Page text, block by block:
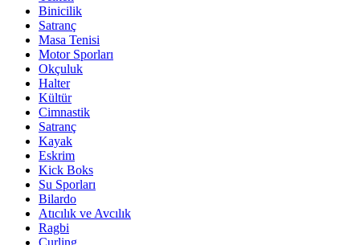
Binicilik
Satranç
Masa Tenisi
Motor Sporları
Okçuluk
Halter
Kültür
Cimnastik
Satranç
Kayak
Eskrim
Kick Boks
Su Sporları
Bilardo
Atıcılık ve Avcılık
Ragbi
Curling